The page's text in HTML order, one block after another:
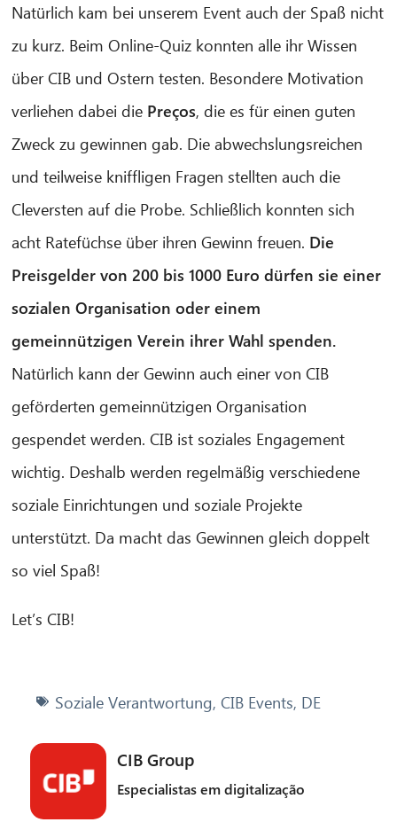
Natürlich kam bei unserem Event auch der Spaß nicht
zu kurz. Beim Online-Quiz konnten alle ihr Wissen
über CIB und Ostern testen. Besondere Motivation
verliehen dabei die Preços, die es für einen guten
Zweck zu gewinnen gab. Die abwechslungsreichen
und teilweise kniffligen Fragen stellten auch die
Cleversten auf die Probe. Schließlich konnten sich
acht Ratefüchse über ihren Gewinn freuen. Die
Preisgelder von 200 bis 1000 Euro dürfen sie einer
sozialen Organisation oder einem
gemeinnützigen Verein ihrer Wahl spenden.
Natürlich kann der Gewinn auch einer von CIB
geförderten gemeinnützigen Organisation
gespendet werden. CIB ist soziales Engagement
wichtig. Deshalb werden regelmäßig verschiedene
soziale Einrichtungen und soziale Projekte
unterstützt. Da macht das Gewinnen gleich doppelt
so viel Spaß!
Let’s CIB!
Soziale Verantwortung, CIB Events, DE
CIB Group
Especialistas em digitalização